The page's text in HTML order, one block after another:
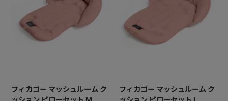
フィカゴー マッシュルーム ク
フィカゴー マッシュルーム ク